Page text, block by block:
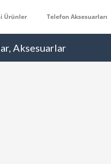
Ürünler Telefon Aksesuarları
Aksesuarlar